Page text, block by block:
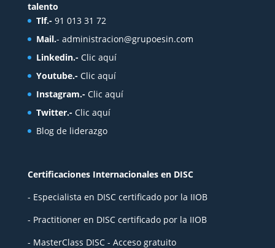
talento
Tlf.- 91 013 31 72
Mail.- administracion@grupoesin.com
Linkedin.- Clic aquí
Youtube.- Clic aquí
Instagram.- Clic aquí
Twitter.- Clic aquí
Blog de liderazgo
Certificaciones Internacionales en DISC
- Especialista en DISC certificado por la IIOB
- Practitioner en DISC certificado por la IIOB
- MasterClass DISC - Acceso gratuito